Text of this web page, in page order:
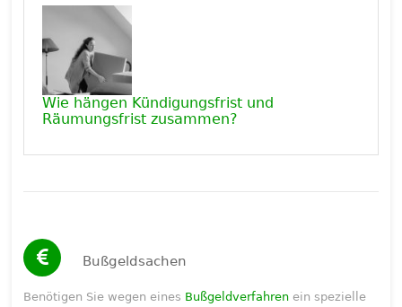
Wie hängen Kündigungsfrist und
Räumungsfrist zusammen?
Bußgeldsachen
Benötigen Sie wegen eines Bußgeldverfahren ein spezielle